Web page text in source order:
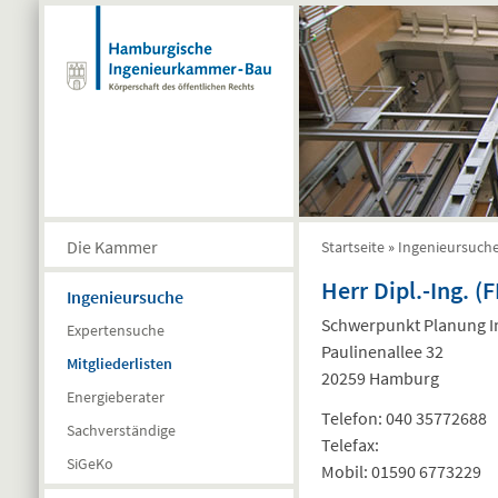
Direkt zum Inhalt
Die Kammer
Ingenieursuche
Expertensuche
Mitgliederlisten
Energieberater
Sachverständige
SiGeKo
Sie sind hier
Startseite »
Herr Dipl.-Ing.
Schwerpunkt Planung
Paulinenallee 32
20259 Hamburg
Telefon: 040 35772688
Telefax:
Mobil: 01590 6773229